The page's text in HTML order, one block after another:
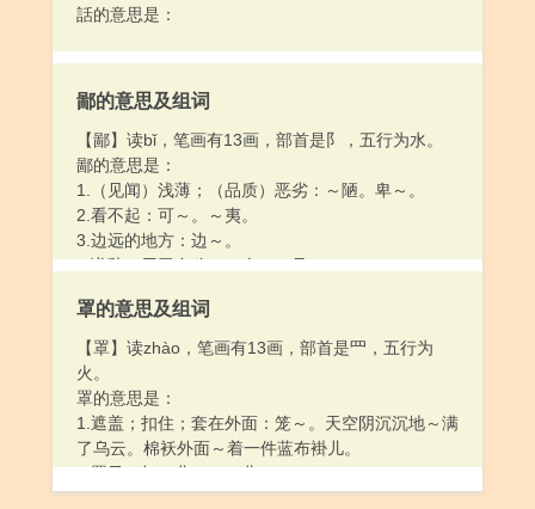
話的意思是：
鄙的意思及组词
【鄙】读bǐ，笔画有13画，部首是阝，五行为水。
鄙的意思是：
1.（见闻）浅薄；（品质）恶劣：～陋。卑～。
2.看不起：可～。～夷。
3.边远的地方：边～。
4.谦辞。用于自称：～人。～见。
罩的意思及组词
【罩】读zhào，笔画有13画，部首是罒，五行为
火。
罩的意思是：
1.遮盖；扣住；套在外面：笼～。天空阴沉沉地～满
了乌云。棉袄外面～着一件蓝布褂儿。
2.罩子：灯～儿。口～儿。
3.（～儿）外罩；罩衣：袍～儿。